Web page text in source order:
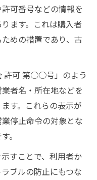
可番号などの情報を
ます。これは購入者
めの措置であり、古
許可 第○○号」のよう
者名・所在地などを
す。これらの表示が
停止命令の対象とな
。
すことで、利用者か
ブルの防止にもつな